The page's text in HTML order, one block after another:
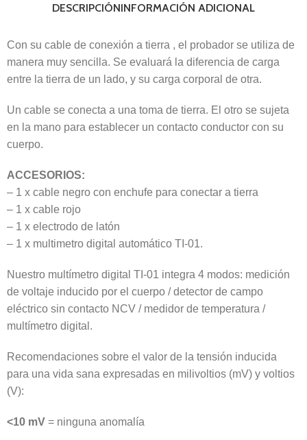
DESCRIPCIÓNINFORMACIÓN ADICIONAL
Con su cable de conexión a tierra , el probador se utiliza de
manera muy sencilla. Se evaluará la diferencia de carga
entre la tierra de un lado, y su carga corporal de otra.
Un cable se conecta a una toma de tierra. El otro se sujeta
en la mano para establecer un contacto conductor con su
cuerpo.
ACCESORIOS:
– 1 x cable negro con enchufe para conectar a tierra
– 1 x cable rojo
– 1 x electrodo de latón
– 1 x multimetro digital automático TI-01.
Nuestro multímetro digital TI-01 integra 4 modos: medición
de voltaje inducido por el cuerpo / detector de campo
eléctrico sin contacto NCV / medidor de temperatura /
multímetro digital.
Recomendaciones sobre el valor de la tensión inducida
para una vida sana expresadas en milivoltios (mV) y voltios
(V):
<10 mV = ninguna anomalía